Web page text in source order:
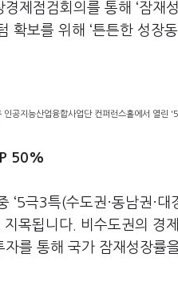
제점검회의를 통해 ‘잠재
확보를 위해 ‘튼튼한 성장
공지능산업융합사업단 컨퍼런스홀에서 열
50%
‘5극3특(수도권·동남권·
지목됩니다. 비수도권의
를 통해 국가 잠재성장